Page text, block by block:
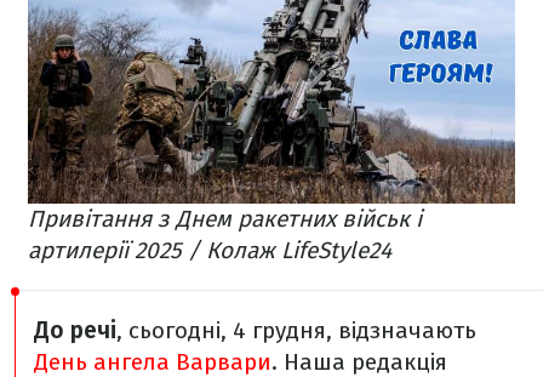
Привітання з Днем ракетних військ і
артилерії 2025 / Колаж LifeStyle24
До речі, сьогодні, 4 грудня, відзначають
День ангела Варвари. Наша редакція